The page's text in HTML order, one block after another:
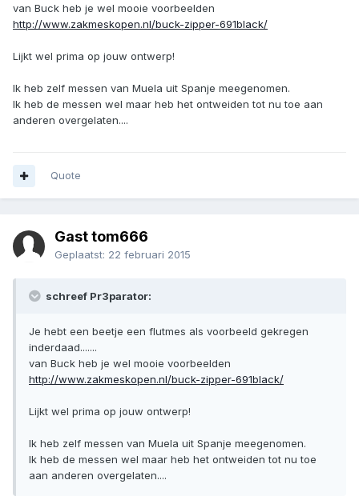
van Buck heb je wel mooie voorbeelden
http://www.zakmeskopen.nl/buck-zipper-691black/
Lijkt wel prima op jouw ontwerp!
Ik heb zelf messen van Muela uit Spanje meegenomen.
Ik heb de messen wel maar heb het ontweiden tot nu toe aan
anderen overgelaten....
Quote
Gast tom666
Geplaatst: 22 februari 2015
schreef Pr3parator:
Je hebt een beetje een flutmes als voorbeeld gekregen
inderdaad.......
van Buck heb je wel mooie voorbeelden
http://www.zakmeskopen.nl/buck-zipper-691black/
Lijkt wel prima op jouw ontwerp!
Ik heb zelf messen van Muela uit Spanje meegenomen.
Ik heb de messen wel maar heb het ontweiden tot nu toe
aan anderen overgelaten....